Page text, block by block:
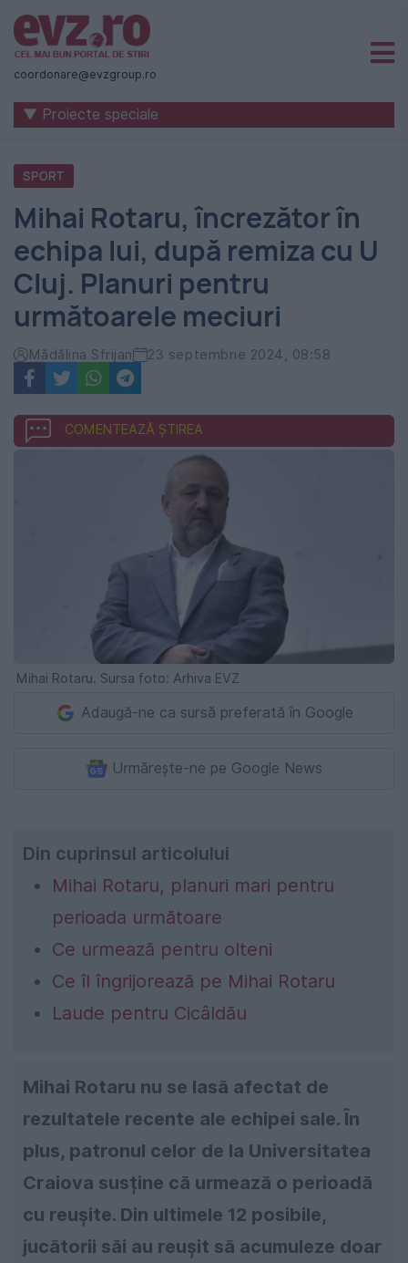
Știri
naționale
internaționale
România
-
Evenimentul
Zilei
coordonare@evzgroup.ro
▼ Proiecte speciale
SPORT
Mihai Rotaru, încrezător în
echipa lui, după remiza cu U
Cluj. Planuri pentru
următoarele meciuri
Mădălina Sfrijan 23 septembrie 2024, 08:58
COMENTEAZĂ ȘTIREA
Mihai Rotaru. Sursa foto: Arhiva EVZ
Adaugă-ne ca sursă preferată în Google
Urmărește-ne pe Google News
Din cuprinsul articolului
Mihai Rotaru, planuri mari pentru
perioada următoare
Ce urmează pentru olteni
Ce îl îngrijorează pe Mihai Rotaru
Laude pentru Cicâldău
Mihai Rotaru nu se lasă afectat de
rezultatele recente ale echipei sale. În
plus, patronul celor de la Universitatea
Craiova susține că urmează o perioadă
cu reușite. Din ultimele 12 posibile,
jucătorii săi au reușit să acumuleze doar